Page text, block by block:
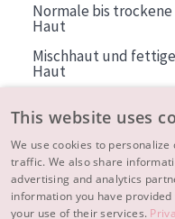
Normale bis trockene
Haut
Mischhaut und fettige
Haut
Haut
ÜBER DIADERMINE
Mehr über uns
This website uses
We use cookies to
traffic. We also share
advertising and analytics
information you have
your use of their services.